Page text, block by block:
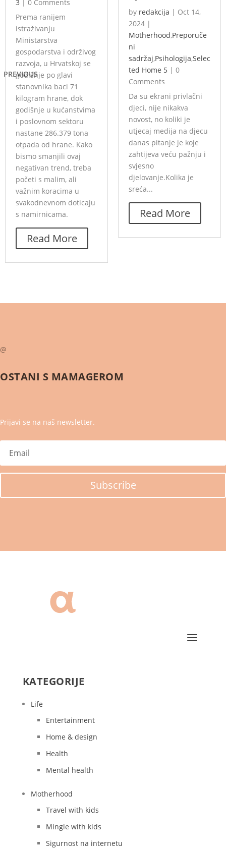
PREVIOUS
3 | 0 Comments
Prema ranijem
istraživanju
Ministarstva
gospodarstva i održivog
razvoja, u Hrvatskoj se
godišnje po glavi
stanovnika baci 71
kilogram hrane, dok
godišnje u kućanstvima
i poslovnom sektoru
nastane 286.379 tona
otpada od hrane. Kako
bismo smanjili ovaj
negativan trend, treba
početi s malim, ali
važnim koracima u
svakodnevnom doticaju
s namirnicama.
Read More
by redakcija | Oct 14,
2024 |
Motherhood,Preporuče
ni
sadržaj,Psihologija,Selec
ted Home 5 | 0
Comments
Da su ekrani privlačni
djeci, nije nikakva
novost, no koliki je
utjecaj medija na djecu
danas pitanje je koje
zahtijeva veću pažnju i
svjesno
djelovanje.Kolika je
sreća...
Read More
@
OSTANI S MAMAGEROM
Prijavi se na naš newsletter.
Subscribe
KATEGORIJE
Life
Entertainment
Home & design
Health
Mental health
Motherhood
Travel with kids
Mingle with kids
Sigurnost na internetu